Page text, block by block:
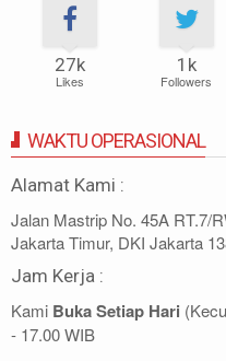
27k
Likes
1k
Followers
WAKTU OPERASIONAL
Alamat Kami :
Jalan Mastrip No. 45A RT.7/
Jakarta Timur, DKI Jakarta
Jam Kerja :
Kami Buka Setiap Hari
- 17.00 WIB